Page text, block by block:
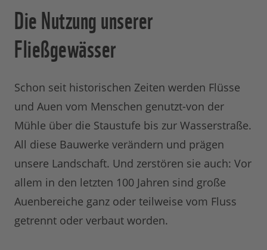
Die Nutzung unserer
Fließgewässer
Schon seit historischen Zeiten werden Flüsse
und Auen vom Menschen genutzt-von der
Mühle über die Staustufe bis zur Wasserstraße.
All diese Bauwerke verändern und prägen
unsere Landschaft. Und zerstören sie auch: Vor
allem in den letzten 100 Jahren sind große
Auenbereiche ganz oder teilweise vom Fluss
getrennt oder verbaut worden.